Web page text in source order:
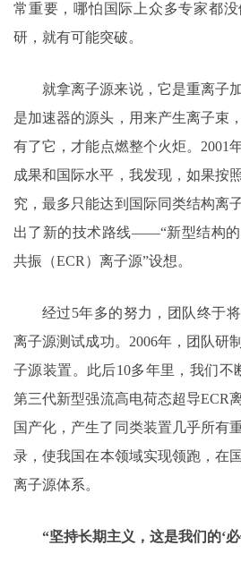
常重要，哪怕国际上众多专家都
研，就有可能突破。
就拿离子源来说，它是重离子
是加速器的源头，用来产生离子束
有了它，才能点燃整个火炬。2001
成果和国际水平，我发现，如果按
究，最多只能达到国际同类结构离
出了新的技术路线——“新型结构
共振（ECR）离子源”设想。
经过5年多的努力，团队终于
离子源测试成功。2006年，团队研
子源装置。此后10多年里，我们不
第三代新型强流高电荷态超导ECR
国产化，产生了同类装置几乎所有
录，使我国在本领域实现领跑，在
离子源体系。
“坚持长期主义，这是我们的‘必